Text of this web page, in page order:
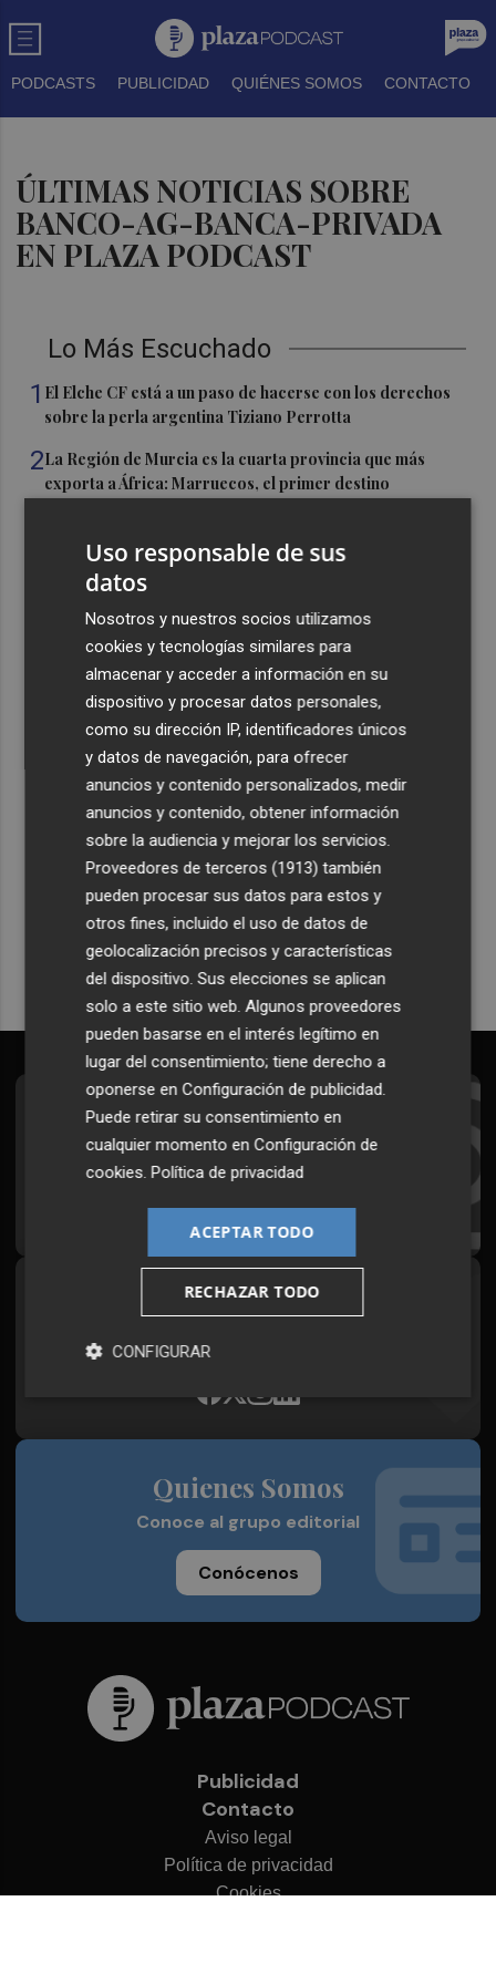
PODCASTS PUBLICIDAD QUIÉNES SOMOS CONTACTO
ÚLTIMAS NOTICIAS SOBRE
BANCO-AG-BANCA-PRIVADA
EN PLAZA PODCAST
Lo Más Escuchado
1 El Elche CF está a un paso de hacerse con los derechos
sobre la perla argentina Tiziano Perrotta
2La Región de Murcia es la cuarta provincia que más
exporta a África: Marruecos, el primer destino
con cinco días de actividades
La Todolella recibe 340.000 euros del Consell para
reabrir la ermita de Sant Cristòfol tras su cierre en 2021
El Xixo Xixero llena de tradición y ambiente la Playa
Casablanca de Almenara
Recibe toda la actualidad de
Plaza Podcast en tu correo
Quiero suscribirme
Suscríbete al Boletín
Todos los días a primera hora en tu email
¡Quiero suscribirme!
Síguenos en redes
Plaza Podcast, desde cualquier medio
Quienes Somos
Conoce al grupo editorial
Conócenos
Publicidad
Contacto
Aviso legal
Política de privacidad
Cookies
Uso responsable de sus
datos
Nosotros y nuestros socios utilizamos
cookies y tecnologías similares para
almacenar y acceder a información en su
dispositivo y procesar datos personales,
como su dirección IP, identificadores únicos
y datos de navegación, para ofrecer
anuncios y contenido personalizados, medir
anuncios y contenido, obtener información
sobre la audiencia y mejorar los servicios.
Proveedores de terceros (1913) también
pueden procesar sus datos para estos y
otros fines, incluido el uso de datos de
geolocalización precisos y características
del dispositivo. Sus elecciones se aplican
solo a este sitio web. Algunos proveedores
pueden basarse en el interés legítimo en
lugar del consentimiento; tiene derecho a
oponerse enConfiguración de publicidad.
Puede retirar su consentimiento en
cualquier momento enConfiguración de
cookies.Política de privacidad
ACEPTAR TODO
RECHAZAR TODO
CONFIGURAR